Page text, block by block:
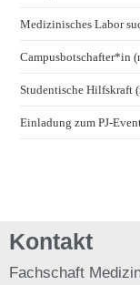
Medizinisches Labor
Campusbotschafter*in
Studentische Hilfskraft
Einladung zum PJ-
Kontakt
Fachschaft